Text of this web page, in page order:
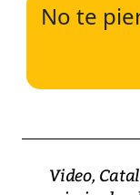
No te
Video,